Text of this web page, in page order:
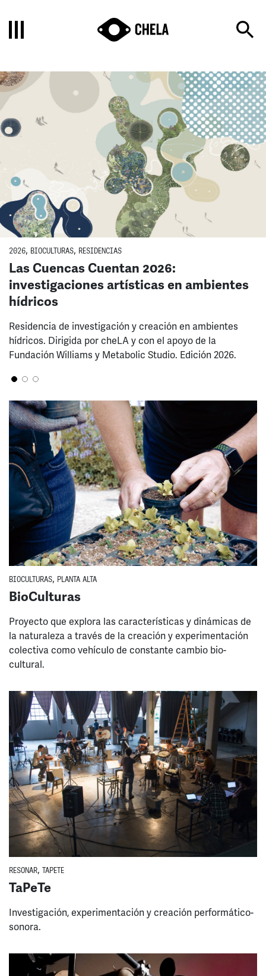
2026, BIOCULTURAS, RESIDENCIAS
Las Cuencas Cuentan 2026:
investigaciones artísticas en ambientes
hídricos
Residencia de investigación y creación en ambientes
hídricos. Dirigida por cheLA y con el apoyo de la
Fundación Williams y Metabolic Studio. Edición 2026.
BIOCULTURAS, PLANTA ALTA
BioCulturas
Proyecto que explora las características y dinámicas de
la naturaleza a través de la creación y experimentación
colectiva como vehículo de constante cambio bio-
cultural.
RESONAR, TAPETE
TaPeTe
Investigación, experimentación y creación performático-
sonora.